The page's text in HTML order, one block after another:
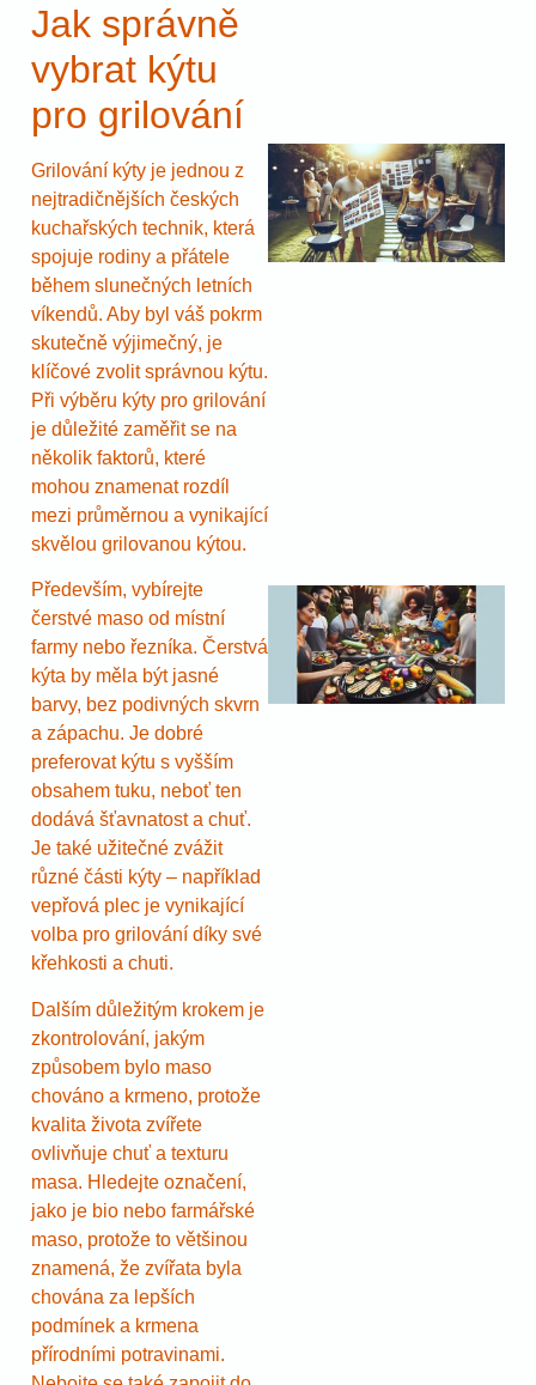
Jak správně
vybrat kýtu
pro grilování
Grilování kýty je jednou z
nejtradičnějších českých
kuchařských technik, která
spojuje rodiny a přátele
během slunečných letních
víkendů. Aby byl váš pokrm
skutečně výjimečný, je
klíčové zvolit správnou kýtu.
Při výběru kýty pro grilování
je důležité zaměřit se na
několik faktorů, které
mohou znamenat rozdíl
mezi průměrnou a vynikající
skvělou grilovanou kýtou.
Především, vybírejte
čerstvé maso od místní
farmy nebo řezníka. Čerstvá
kýta by měla být jasné
barvy, bez podivných skvrn
a zápachu. Je dobré
preferovat kýtu s vyšším
obsahem tuku, neboť ten
dodává šťavnatost a chuť.
Je také užitečné zvážit
různé části kýty – například
vepřová plec je vynikající
volba pro grilování díky své
křehkosti a chuti.
Dalším důležitým krokem je
zkontrolování, jakým
způsobem bylo maso
chováno a krmeno, protože
kvalita života zvířete
ovlivňuje chuť a texturu
masa. Hledejte označení,
jako je bio nebo farmářské
maso, protože to většinou
znamená, že zvířata byla
chována za lepších
podmínek a krmena
přírodními potravinami.